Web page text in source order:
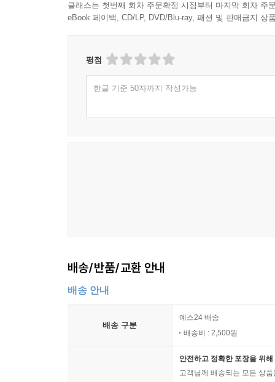
클래스는 첫번째 회차 주문확정 시점부터 마지막 회차 주
eBook 페이백, CD/LP, DVD/Blu-ray, 패션 및 판매금지 상
평점
한글 기준 50자까지 작성가능
배송/반품/교환 안내
배송 안내
배송 구분
예스24 배송
배송비 : 2,500원
안전하고 정확한 포장을 위
고객님께 배송되는 모든 상